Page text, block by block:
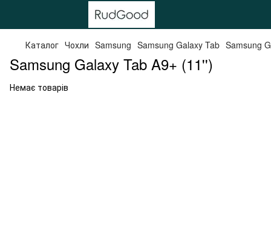
Каталог Чохли Samsung Samsung Galaxy Tab Samsung
Samsung Galaxy Tab A9+ (11'')
Немає товарів